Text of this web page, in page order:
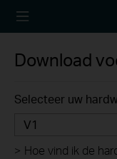
Download
Selecteer uw
V1
> Hoe vind ik de